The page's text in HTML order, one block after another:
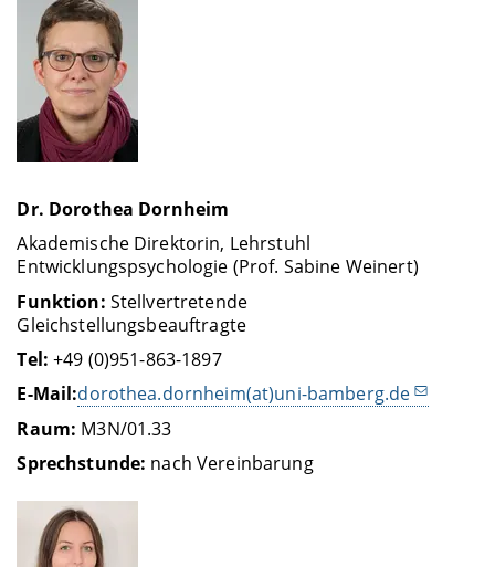
Dr. Dorothea Dornheim
Akademische Direktorin, Lehrstuhl
Entwicklungspsychologie (Prof. Sabine Weinert)
Funktion: Stellvertretende
Gleichstellungsbeauftragte
Tel: +49 (0)951-863-1897
E-Mail:dorothea.dornheim(at)uni-bamberg.de
Raum: M3N/01.33
Sprechstunde: nach Vereinbarung